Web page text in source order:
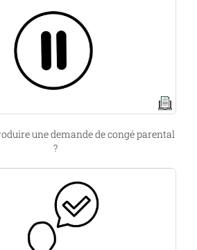
une demande de congé parental
?
base de données juridique